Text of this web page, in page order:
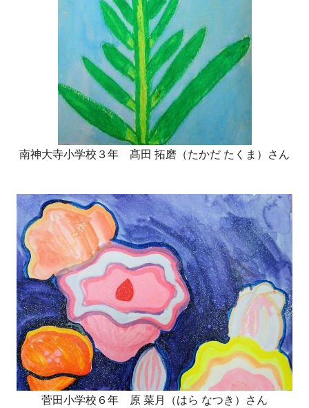
南神大寺小学校３年 髙田 拓磨（たかだ たくま）さん
菅田小学校６年 原 菜月（はら なつき）さん